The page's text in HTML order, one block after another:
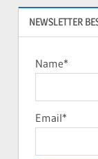
NEWSLETTER
Name*
Email*